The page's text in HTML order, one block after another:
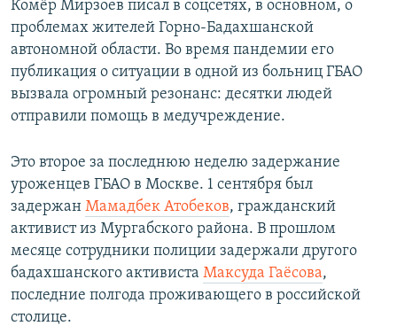
Комёр Мирзоев писал в соцсетях, в основном, о
проблемах жителей Горно-Бадахшанской
автономной области. Во время пандемии его
публикация о ситуации в одной из больниц ГБАО
вызвала огромный резонанс: десятки людей
отправили помощь в медучреждение.
Это второе за последнюю неделю задержание
уроженцев ГБАО в Москве. 1 сентября был
задержан Мамадбек Атобеков, гражданский
активист из Мургабского района. В прошлом
месяце сотрудники полиции задержали другого
бадахшанского активиста Максуда Гаёсова,
последние полгода проживающего в российской
столице.